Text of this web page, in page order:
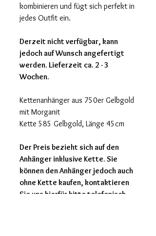
kombinieren und fügt sich perfekt in
jedes Outfit ein.
Derzeit nicht verfügbar, kann
jedoch auf Wunsch angefertigt
werden. Lieferzeit ca. 2 - 3
Wochen.
Kettenanhänger aus 750er Gelbgold
mit Morganit
Kette 585 Gelbgold, Länge 45cm
Der Preis bezieht sich auf den
Anhänger inklusive Kette. Sie
können den Anhänger jedoch auch
ohne Kette kaufen, kontaktieren
Sie uns hierfür bitte telefonisch